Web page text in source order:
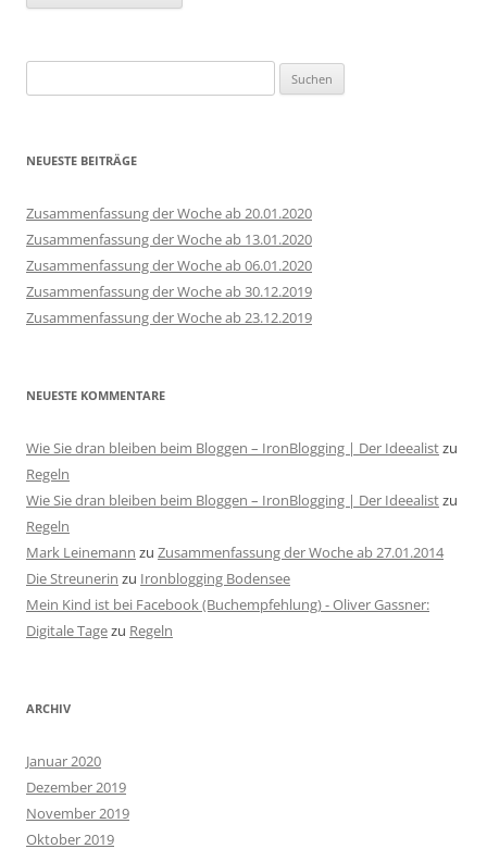
nach:
NEUESTE BEITRÄGE
Zusammenfassung der Woche ab 20.01.2020
Zusammenfassung der Woche ab 13.01.2020
Zusammenfassung der Woche ab 06.01.2020
Zusammenfassung der Woche ab 30.12.2019
Zusammenfassung der Woche ab 23.12.2019
NEUESTE KOMMENTARE
Wie Sie dran bleiben beim Bloggen – IronBlogging | Der Ideealistzu
Regeln
Wie Sie dran bleiben beim Bloggen – IronBlogging | Der Ideealistzu
Regeln
Mark Leinemann zu Zusammenfassung der Woche ab 27.01.2014
Die Streunerin zu Ironblogging Bodensee
Mein Kind ist bei Facebook (Buchempfehlung) - Oliver Gassner:
Digitale Tagezu Regeln
ARCHIV
Januar 2020
Dezember 2019
November 2019
Oktober 2019